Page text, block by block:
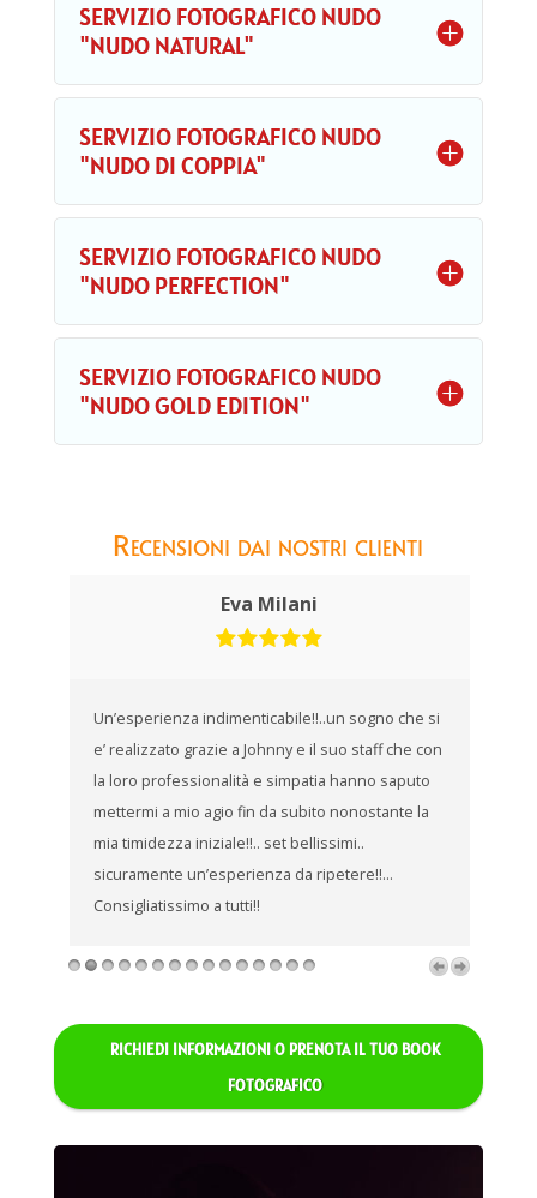
SERVIZIO FOTOGRAFICO NUDO
"NUDO NATURAL"
SERVIZIO FOTOGRAFICO NUDO
"NUDO DI COPPIA"
SERVIZIO FOTOGRAFICO NUDO
"NUDO PERFECTION"
SERVIZIO FOTOGRAFICO NUDO
"NUDO GOLD EDITION"
Recensioni dai nostri clienti
Eva Milani
Un’esperienza indimenticabile!!..un sogno che si
e’ realizzato grazie a Johnny e il suo staff che con
la loro professionalità e simpatia hanno saputo
mettermi a mio agio fin da subito nonostante la
mia timidezza iniziale!!.. set bellissimi..
sicuramente un’esperienza da ripetere!!…
Consigliatissimo a tutti!!
richiedi informazioni o prenota il tuo book
fotografico